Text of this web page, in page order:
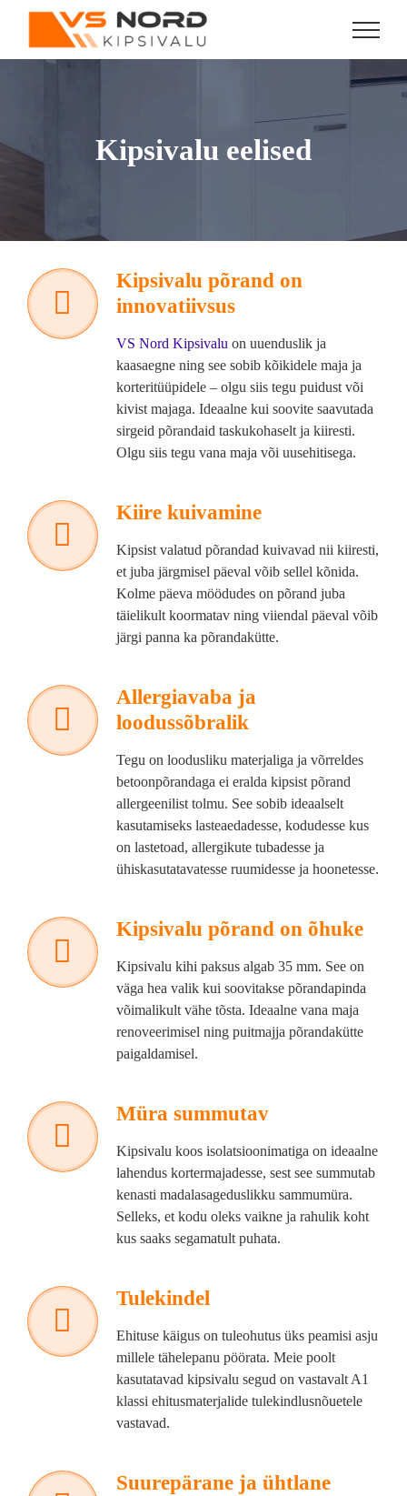
content
Kipsivalu eelised
Kipsivalu põrand on
innovatiivsus
VS Nord Kipsivaluon uuenduslik ja
kaasaegne ning see sobib kõikidele maja ja
korteritüüpidele – olgu siis tegu puidust või
kivist majaga. Ideaalne kui soovite saavutada
sirgeid põrandaid taskukohaselt ja kiiresti.
Olgu siis tegu vana maja või uusehitisega.
Kiire kuivamine
Kipsist valatud põrandad kuivavad nii kiiresti,
et juba järgmisel päeval võib sellel kõnida.
Kolme päeva möödudes on põrand juba
täielikult koormatav ning viiendal päeval võib
järgi panna ka põrandakütte.
Allergiavaba ja
loodussõbralik
Tegu on loodusliku materjaliga ja võrreldes
betoonpõrandaga ei eralda kipsist põrand
allergeenilist tolmu. See sobib ideaalselt
kasutamiseks lasteaedadesse, kodudesse kus
on lastetoad, allergikute tubadesse ja
ühiskasutatavatesse ruumidesse ja hoonetesse.
Kipsivalu põrand on õhuke
Kipsivalu kihi paksus algab 35 mm. See on
väga hea valik kui soovitakse põrandapinda
võimalikult vähe tõsta. Ideaalne vana maja
renoveerimisel ning puitmajja põrandakütte
paigaldamisel.
Müra summutav
Kipsivalu koos isolatsioonimatiga on ideaalne
lahendus kortermajadesse, sest see summutab
kenasti madalasageduslikku sammumüra.
Selleks, et kodu oleks vaikne ja rahulik koht
kus saaks segamatult puhata.
Tulekindel
Ehituse käigus on tuleohutus üks peamisi asju
millele tähelepanu pöörata. Meie poolt
kasutatavad kipsivalu segud on vastavalt A1
klassi ehitusmaterjalide tulekindlusnõuetele
vastavad.
Suurepärane ja ühtlane